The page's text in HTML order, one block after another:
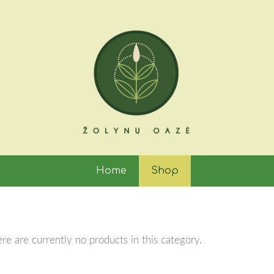
Home Shop
are currently no products in this category.